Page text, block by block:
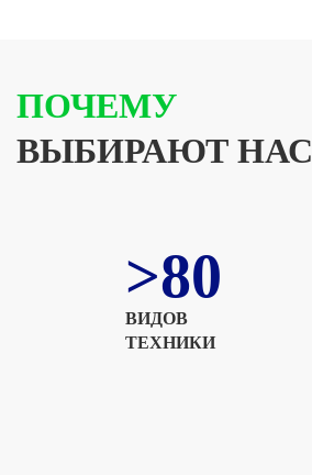
ПОЧЕМУ
ВЫБИРАЮТ НАС
>80
ВИДОВ
ТЕХНИКИ